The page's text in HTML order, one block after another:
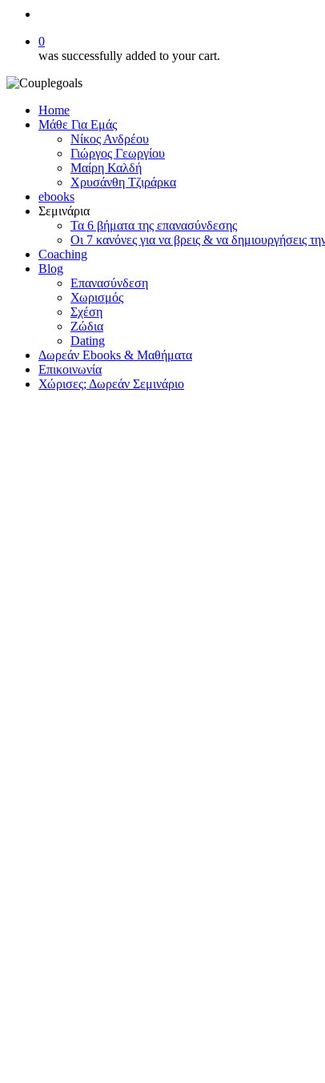
0
was successfully added to your cart.
Home
Μάθε Για Εμάς
Νίκος Ανδρέου
Γιώργος Γεωργίου
Μαίρη Καλδή
Χρυσάνθη Τζιράρκα
ebooks
Σεμινάρια
Τα 6 βήματα της επανασύνδεσης
Οι 7 κανόνες για να βρεις & να δημιουργήσεις
Coaching
Blog
Επανασύνδεση
Χωρισμός
Σχέση
Ζώδια
Dating
Δωρεάν Ebooks & Μαθήματα
Επικοινωνία
Χώρισες; Δωρεάν Σεμινάριο